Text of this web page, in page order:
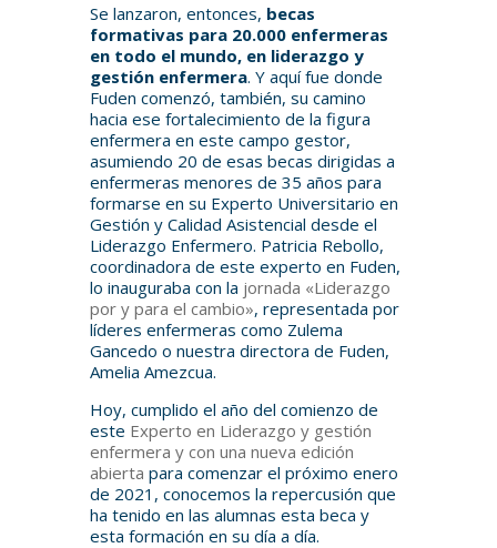
Se lanzaron, entonces, becas
formativas para 20.000 enfermeras
en todo el mundo, en liderazgo y
gestión enfermera. Y aquí fue donde
Fuden comenzó, también, su camino
hacia ese fortalecimiento de la figura
enfermera en este campo gestor,
asumiendo 20 de esas becas dirigidas a
enfermeras menores de 35 años para
formarse en su Experto Universitario en
Gestión y Calidad Asistencial desde el
Liderazgo Enfermero. Patricia Rebollo,
coordinadora de este experto en Fuden,
lo inauguraba con la jornada «Liderazgo
por y para el cambio», representada por
líderes enfermeras como Zulema
Gancedo o nuestra directora de Fuden,
Amelia Amezcua.
Hoy, cumplido el año del comienzo de
este Experto en Liderazgo y gestión
enfermera y con una nueva edición
abierta para comenzar el próximo enero
de 2021, conocemos la repercusión que
ha tenido en las alumnas esta beca y
esta formación en su día a día.